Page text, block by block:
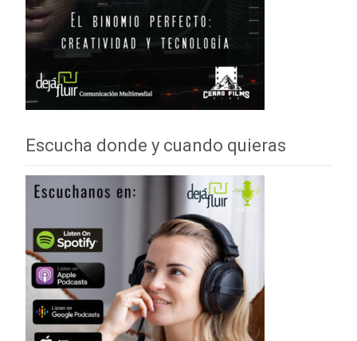
Escucha donde y cuando quieras